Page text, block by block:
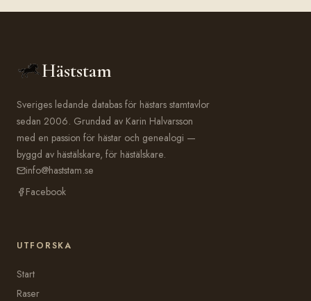
Häststam
Sveriges ledande databas för hästars stamtavlor
sedan 2006. Grundad av Karin Halvarsson
med en passion för hästar och genealogi —
byggd av hästälskare, för hästälskare.
info@haststam.se
Facebook
UTFORSKA
Start
Raser